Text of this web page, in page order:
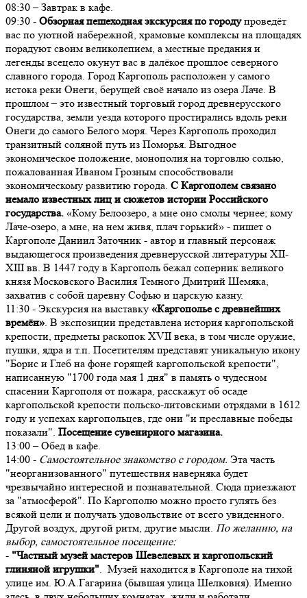
08:30 – Завтрак в кафе.
09:30 - Обзорная пешеходная экскурсия по городупроведёт
вас по уютной набережной, храмовые комплексы на площадях
порадуют своим великолепием, а местные предания и
легенды всецело окунут вас в далёкое прошлое северного
славного города. Город Каргополь расположен у самого
истока реки Онеги, берущей своё начало из озера Лаче. В
прошлом – это известный торговый город древнерусского
государства, земли уезда которого простирались вдоль реки
Онеги до самого Белого моря. Через Каргополь проходил
транзитный соляной путь из Поморья. Выгодное
экономическое положение, монополия на торговлю солью,
пожалованная Иваном Грозным способствовали
экономическому развитию города. С Каргополем связано
немало известных лиц и сюжетов истории Российского
государства. «Кому Белоозеро, а мне оно смолы чернее; кому
Лаче-озеро, а мне, на нем живя, плач горький» - пишет о
Каргополе Даниил Заточник - автор и главный персонаж
выдающегося произведения древнерусской литературы XII-
XIII вв. В 1447 году в Каргополь бежал соперник великого
князя Московского Василия Темного Дмитрий Шемяка,
захватив с собой царевну Софью и царскую казну.
11:30 - Экскурсия на выставку «Каргополье с древнейших
времён». В экспозиции представлена история каргопольской
крепости, предметы раскопок XVII века, в том числе оружие,
пушки, ядра и т.п. Посетителям представят уникальную икону
"Борис и Глеб на фоне горящей каргопольской крепости",
написанную "1700 года мая 1 дня" в память о чудесном
спасении Каргополя от пожара, расскажут об осаде
каргопольской крепости польско-литовскими отрядами в 1612
году и успехах каргопольцев, где они "и преславные победы
показали". Посещение сувенирного магазина.
13:00 – Обед в кафе.
14:00 - Самостоятельное знакомство с городом. Эта часть
"неорганизованного" путешествия наверняка будет
чрезвычайно интересной и познавательной. Сюда приезжают
за "атмосферой". По Каргополю можно просто гулять без
всякой цели и получать удовольствие от всего увиденного.
Другой воздух, другой ритм, другие мысли. По желанию, на
выбор, самостоятельное посещение:
- "Частный музей мастеров Шевелевых и каргопольский
глиняной игрушки". Музей находится в Каргополе на тихой
улице им. Ю.А.Гагарина (бывшая улица Шелковня). Именно